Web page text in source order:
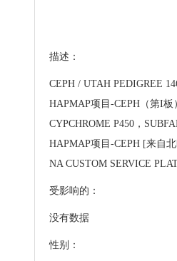
描述：
CEPH / UTAH PEDIGREE
HAPMAP项目-CEPH（第I
CYPCHROME P450，
HAPMAP项目-CEPH [来自
NA CUSTOM SERVICE
受影响的：
没有数据
性别：